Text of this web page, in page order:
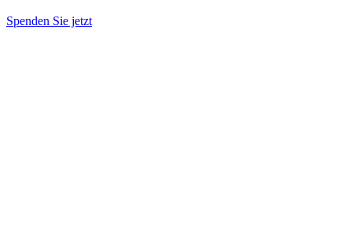
Spenden Sie jetzt